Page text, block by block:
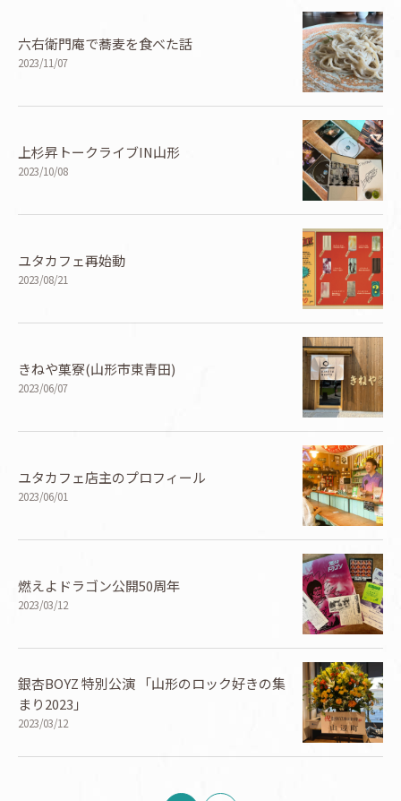
六右衛門庵で蕎麦を食べた話
2023/11/07
上杉昇トークライブIN山形
2023/10/08
ユタカフェ再始動
2023/08/21
きねや菓寮(山形市東青田)
2023/06/07
ユタカフェ店主のプロフィール
2023/06/01
燃えよドラゴン公開50周年
2023/03/12
銀杏BOYZ 特別公演 「山形のロック好きの集
まり2023」
2023/03/12